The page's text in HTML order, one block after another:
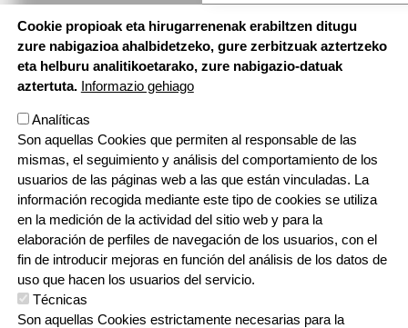
Cookie propioak eta hirugarrenenak erabiltzen ditugu
zure nabigazioa ahalbidetzeko, gure zerbitzuak aztertzeko
eta helburu analitikoetarako, zure nabigazio-datuak
aztertuta. Informazio gehiago
Analíticas
Son aquellas Cookies que permiten al responsable de las
mismas, el seguimiento y análisis del comportamiento de los
usuarios de las páginas web a las que están vinculadas. La
información recogida mediante este tipo de cookies se utiliza
en la medición de la actividad del sitio web y para la
elaboración de perfiles de navegación de los usuarios, con el
fin de introducir mejoras en función del análisis de los datos de
uso que hacen los usuarios del servicio.
Técnicas
Son aquellas Cookies estrictamente necesarias para la